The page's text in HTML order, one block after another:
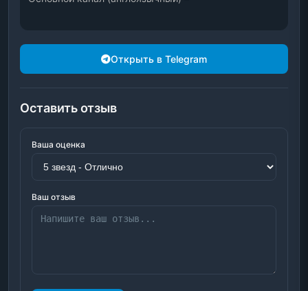
Открыть в Telegram
Оставить отзыв
Ваша оценка
Ваш отзыв